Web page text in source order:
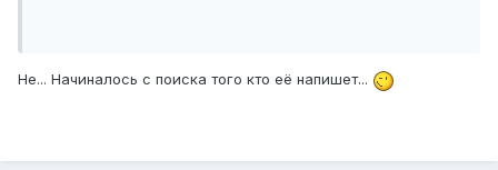
Не... Начиналось с поиска того кто её напишет...